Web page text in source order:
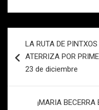
de
entradas
LA RUTA DE
ATERRIZA POR
23 de diciembre
¡MARIA